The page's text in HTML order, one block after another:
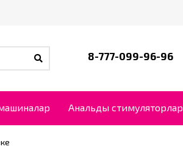
8-777-099-96-96
Анальды стимуляторлар